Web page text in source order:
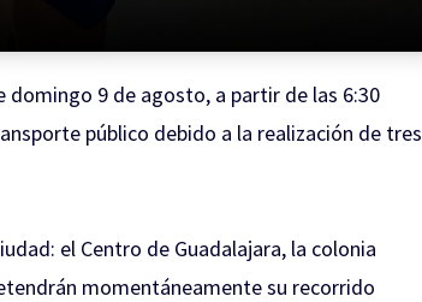
domingo 9 de agosto, a partir de las 6:30
público debido a la realización de tres
el Centro de Guadalajara, la colonia
momentáneamente su recorrido